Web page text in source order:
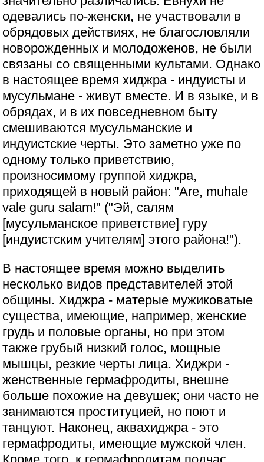
одевались по-женски, не участвовали в
обрядовых действиях, не благословляли
новорожденных и молодоженов, не были
связаны со священными культами. Однако
в настоящее время хиджра - индуисты и
мусульмане - живут вместе. И в языке, и в
обрядах, и в их повседневном быту
смешиваются мусульманские и
индуистские черты. Это заметно уже по
одному только приветствию,
произносимому группой хиджра,
приходящей в новый район: "Are, muhale
vale guru salam!" ("Эй, салям
[мусульманское приветствие] гуру
[индуистским учителям] этого района!").
В настоящее время можно выделить
несколько видов представителей этой
общины. Хиджра - матерые мужиковатые
существа, имеющие, например, женские
грудь и половые органы, но при этом
также грубый низкий голос, мощные
мышцы, резкие черты лица. Хиджри -
женственные гермафродиты, внешне
больше похожие на девушек; они часто не
занимаются проституцией, но поют и
танцуют. Наконец, аквахиджра - это
гермафродиты, имеющие мужской член.